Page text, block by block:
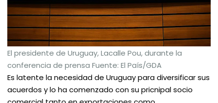
El presidente de Uruguay, Lacalle Pou, durante la
conferencia de prensa Fuente: El País/GDA
Es latente la necesidad de Uruguay para diversificar sus
acuerdos y lo ha comenzado con su pricnipal socio